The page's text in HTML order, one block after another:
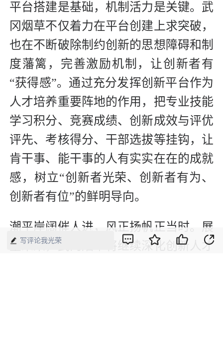
平台搭建是基础，机制活力是关键。武
冈烟草不仅着力在平台创建上求突破，
也在不断破除制约创新的思想障碍和制
度藩篱，完善激励机制，让创新者有
“获得感”。通过充分发挥创新平台作为
人才培养重要阵地的作用，把专业技能
学习积分、竞赛成绩、创新成效与评优
评先、考核得分、干部选拔等挂钩，让
肯干事、能干事的人有实实在在的成就
感，树立“创新者光荣、创新者有为、
创新者有位”的鲜明导向。
潮平岸阔催人进，风正扬帆正当时。展
望未来，武冈烟草将继续深化创新人才
写评论我光荣